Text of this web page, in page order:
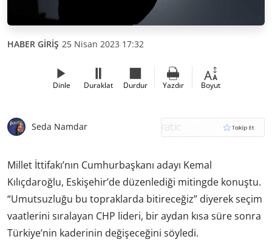
HABER GİRİŞ 25 Nisan 2023 17:32
Dinle Duraklat Durdur Yazdır Boyut
Seda Namdar
Millet İttifakı’nın Cumhurbaşkanı adayı Kemal
Kılıçdaroğlu, Eskişehir’de düzenlediği mitingde konuştu.
“Umutsuzluğu bu topraklarda bitireceğiz” diyerek seçim
vaatlerini sıralayan CHP lideri, bir aydan kısa süre sonra
Türkiye’nin kaderinin değişeceğini söyledi.